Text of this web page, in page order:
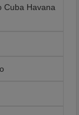
Cuba Havana